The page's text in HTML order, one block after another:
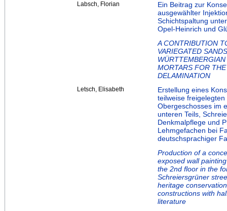
Labsch, Florian
Ein Beitrag zur
ausgewählter
Schichtspaltung
Opel-Heinrich und
A CONTRIBUTION
VARIEGATED
MORTARS FOR
DELAMINATION
Letsch, Elisabeth
Erstellung eines
teilweise
Obergeschosses im
unteren Teils,
Denkmalpflege und
Lehmgefachen bei
deutschsprachiger
Production of a
exposed wall
the 2nd floor in the
Schreiersgrüner
heritage
constructions with
literature